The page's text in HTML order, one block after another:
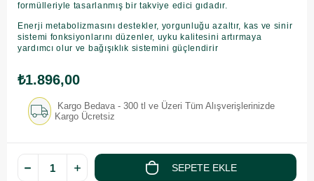
formülleriyle tasarlanmış bir takviye edici gıdadır.
Enerji metabolizmasını destekler, yorgunluğu azaltır, kas ve sinir
sistemi fonksiyonlarını düzenler, uyku kalitesini artırmaya
yardımcı olur ve bağışıklık sistemini güçlendirir
₺1.896,00
Kargo Bedava - 300 tl ve Üzeri Tüm Alışverişlerinizde
Kargo Ücretsiz